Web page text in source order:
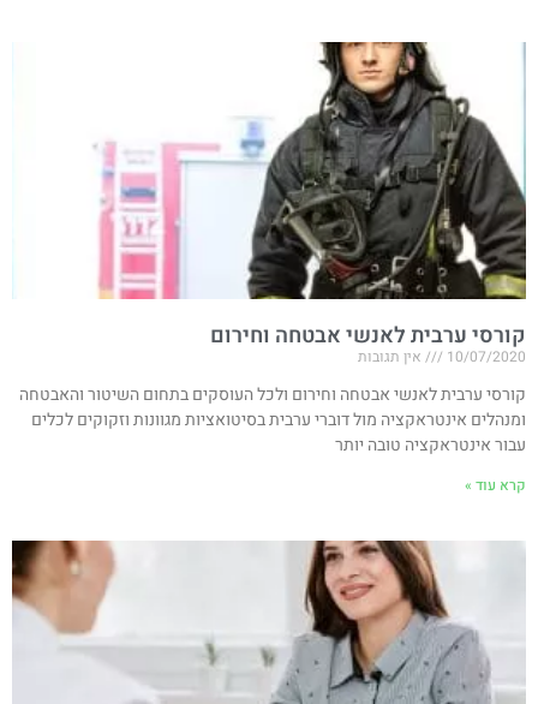
קורסי ערבית לאנשי אבטחה וחירום
10/07/2020 אין תגובות
קורסי ערבית לאנשי אבטחה וחירום ולכל העוסקים בתחום השיטור והאבטחה
ומנהלים אינטראקציה מול דוברי ערבית בסיטואציות מגוונות וזקוקים לכלים
עבור אינטראקציה טובה יותר
קרא עוד »